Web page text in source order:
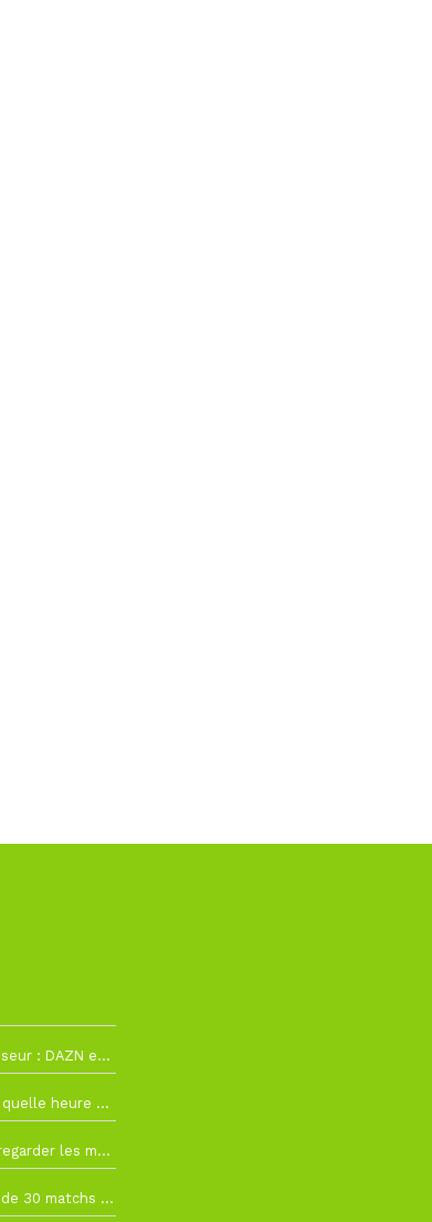
La Liga change de diffuseur : DAZN et Disney+ remplacent beIN Sports !
RC Lens – Villarreal : à quelle heure et sur quelle chaîne voir la finale de la Como Cup ?
Como Cup : comment regarder les matchs du RC Lens en direct ?
Ligue 1+ diffusera plus de 30 matchs amicaux avant la reprise de la Ligue 1